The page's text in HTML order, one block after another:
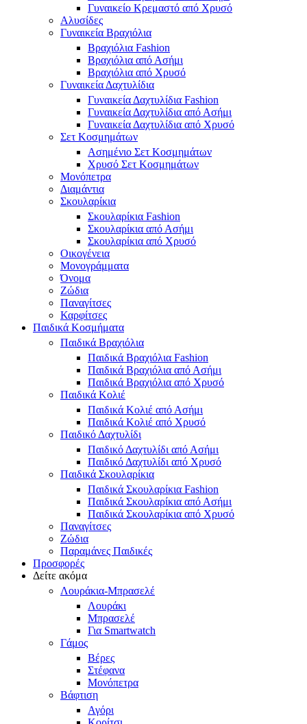
Γυναικείο Κρεμαστό από Χρυσό
Αλυσίδες
Γυναικεία Βραχιόλια
Βραχιόλια Fashion
Βραχιόλια από Ασήμι
Βραχιόλια από Χρυσό
Γυναικεία Δαχτυλίδια
Γυναικεία Δαχτυλίδια Fashion
Γυναικεία Δαχτυλίδια από Ασήμι
Γυναικεία Δαχτυλίδια από Χρυσό
Σετ Κοσμημάτων
Ασημένιο Σετ Κοσμημάτων
Χρυσό Σετ Κοσμημάτων
Μονόπετρα
Διαμάντια
Σκουλαρίκια
Σκουλαρίκια Fashion
Σκουλαρίκια από Ασήμι
Σκουλαρίκια από Χρυσό
Οικογένεια
Μονογράμματα
Όνομα
Ζώδια
Παναγίτσες
Καρφίτσες
Παιδικά Κοσμήματα
Παιδικά Βραχιόλια
Παιδικά Βραχιόλια Fashion
Παιδικά Βραχιόλια από Ασήμι
Παιδικά Βραχιόλια από Χρυσό
Παιδικά Κολιέ
Παιδικά Κολιέ από Ασήμι
Παιδικά Κολιέ από Χρυσό
Παιδικό Δαχτυλίδι
Παιδικό Δαχτυλίδι από Ασήμι
Παιδικό Δαχτυλίδι από Χρυσό
Παιδικά Σκουλαρίκια
Παιδικά Σκουλαρίκια Fashion
Παιδικά Σκουλαρίκια από Ασήμι
Παιδικά Σκουλαρίκια από Χρυσό
Παναγίτσες
Ζώδια
Παραμάνες Παιδικές
Προσφορές
Δείτε ακόμα
Λουράκια-Μπρασελέ
Λουράκι
Μπρασελέ
Για Smartwatch
Γάμος
Βέρες
Στέφανα
Μονόπετρα
Βάφτιση
Αγόρι